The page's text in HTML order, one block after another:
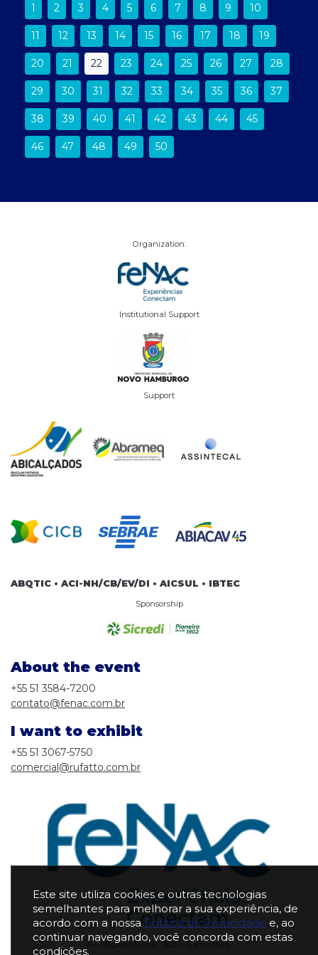
1 2 3 4 5 6 7 8 9 10
11 12 13 14 15 16 17 18 19
20 21 22 23 24 25 26 27 28
29 30 31 32 33 34 35 36 37
38 39 40 41 42 43 44 45
46 47 48 49 50
Organization:
Institutional Support
Support
ABQTIC • ACI-NH/CB/EV/DI • AICSUL • IBTEC
Sponsorship
About the event
+55 51 3584-7200
contato@fenac.com.br
I want to exhibit
+55 51 3067-5750
comercial@rufatto.com.br
Av. Nações Unidas, 3825 - Bairro Ideal
Este site utiliza cookies e outras tecnologias
semelhantes para melhorar a sua experiência, de
acordo com a nossa Política de Privacidade e, ao
continuar navegando, você concorda com estas
condições.